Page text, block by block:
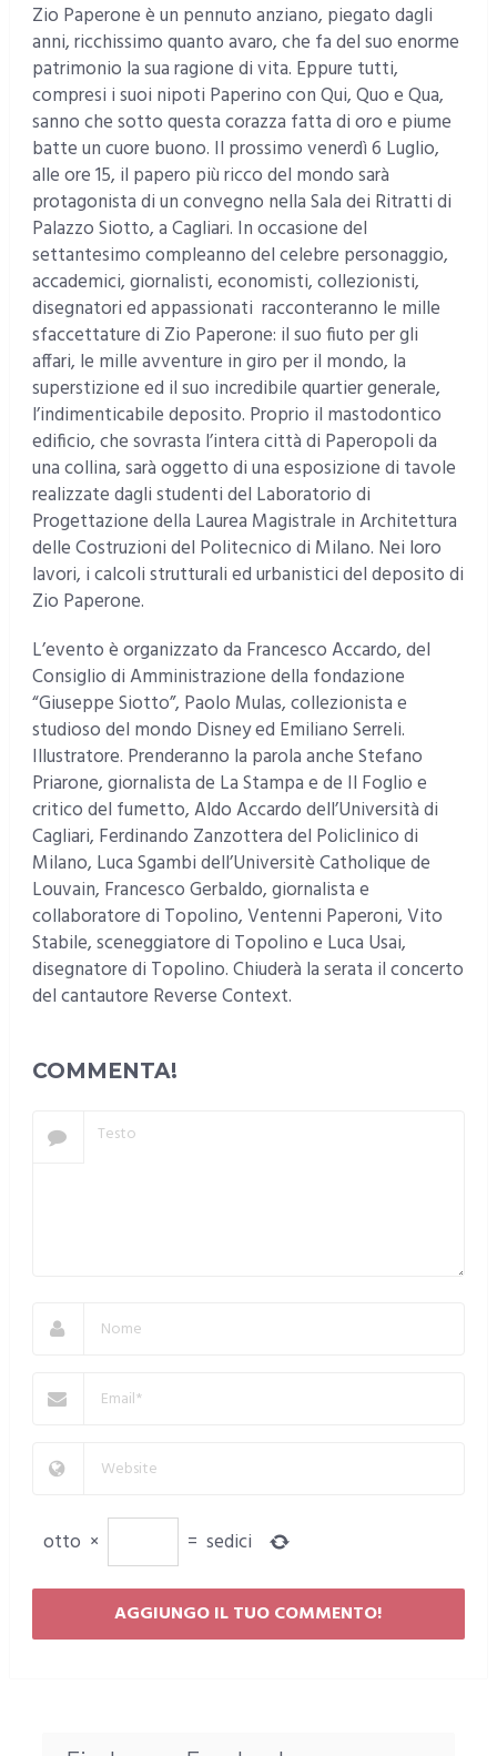
Zio Paperone è un pennuto anziano, piegato dagli
anni, ricchissimo quanto avaro, che fa del suo enorme
patrimonio la sua ragione di vita. Eppure tutti,
compresi i suoi nipoti Paperino con Qui, Quo e Qua,
sanno che sotto questa corazza fatta di oro e piume
batte un cuore buono. Il prossimo venerdì 6 Luglio,
alle ore 15, il papero più ricco del mondo sarà
protagonista di un convegno nella Sala dei Ritratti di
Palazzo Siotto, a Cagliari. In occasione del
settantesimo compleanno del celebre personaggio,
accademici, giornalisti, economisti, collezionisti,
disegnatori ed appassionati racconteranno le mille
sfaccettature di Zio Paperone: il suo fiuto per gli
affari, le mille avventure in giro per il mondo, la
superstizione ed il suo incredibile quartier generale,
l’indimenticabile deposito. Proprio il mastodontico
edificio, che sovrasta l’intera città di Paperopoli da
una collina, sarà oggetto di una esposizione di tavole
realizzate dagli studenti del Laboratorio di
Progettazione della Laurea Magistrale in Architettura
delle Costruzioni del Politecnico di Milano. Nei loro
lavori, i calcoli strutturali ed urbanistici del deposito di
Zio Paperone.
L’evento è organizzato da Francesco Accardo, del
Consiglio di Amministrazione della fondazione
“Giuseppe Siotto”, Paolo Mulas, collezionista e
studioso del mondo Disney ed Emiliano Serreli.
Illustratore. Prenderanno la parola anche Stefano
Priarone, giornalista de La Stampa e de Il Foglio e
critico del fumetto, Aldo Accardo dell’Università di
Cagliari, Ferdinando Zanzottera del Policlinico di
Milano, Luca Sgambi dell’Universitè Catholique de
Louvain, Francesco Gerbaldo, giornalista e
collaboratore di Topolino, Ventenni Paperoni, Vito
Stabile, sceneggiatore di Topolino e Luca Usai,
disegnatore di Topolino. Chiuderà la serata il concerto
del cantautore Reverse Context.
COMMENTA!
otto × = sedici